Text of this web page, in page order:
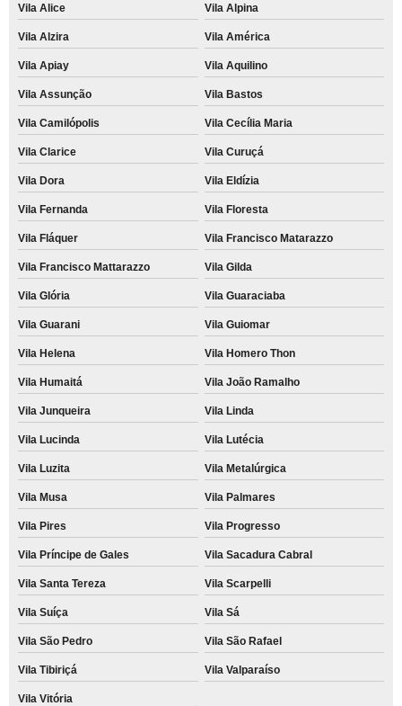
Vila Alice Vila Alpina
Vila Alzira Vila América
Vila Apiay Vila Aquilino
Vila Assunção Vila Bastos
Vila Camilópolis Vila Cecília Maria
Vila Clarice Vila Curuçá
Vila Dora Vila Eldízia
Vila Fernanda Vila Floresta
Vila Fláquer Vila Francisco Matarazzo
Vila Francisco Mattarazzo Vila Gilda
Vila Glória Vila Guaraciaba
Vila Guarani Vila Guiomar
Vila Helena Vila Homero Thon
Vila Humaitá Vila João Ramalho
Vila Junqueira Vila Linda
Vila Lucinda Vila Lutécia
Vila Luzita Vila Metalúrgica
Vila Musa Vila Palmares
Vila Pires Vila Progresso
Vila Príncipe de Gales Vila Sacadura Cabral
Vila Santa Tereza Vila Scarpelli
Vila Suíça Vila Sá
Vila São Pedro Vila São Rafael
Vila Tibiriçá Vila Valparaíso
Vila Vitória